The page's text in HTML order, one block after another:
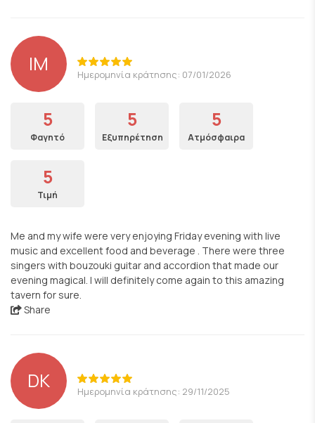
IM Ημερομηνία κράτησης: 07/01/2026
5
Φαγητό
5
Εξυπηρέτηση
5
Ατμόσφαιρα
5
Τιμή
Me and my wife were very enjoying Friday evening with live
music and excellent food and beverage . There were three
singers with bouzouki guitar and accordion that made our
evening magical. I will definitely come again to this amazing
tavern for sure.
Share
DK Ημερομηνία κράτησης: 29/11/2025